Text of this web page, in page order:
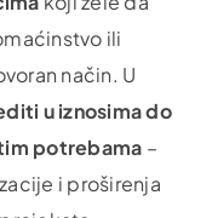
ili
način. U
u iznosima do
potrebama –
i proširenja